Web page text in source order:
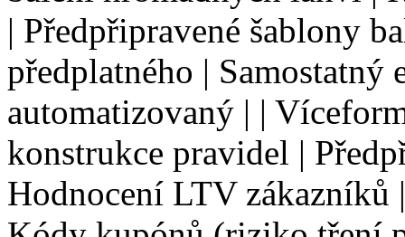
| Předpřipravené šablony
předplatného |
automatizovaný | |
konstrukce pravidel |
Hodnocení LTV